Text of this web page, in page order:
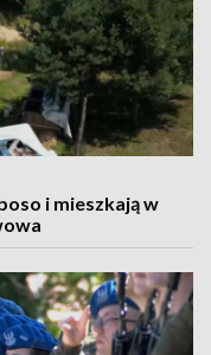
i mieszkają w